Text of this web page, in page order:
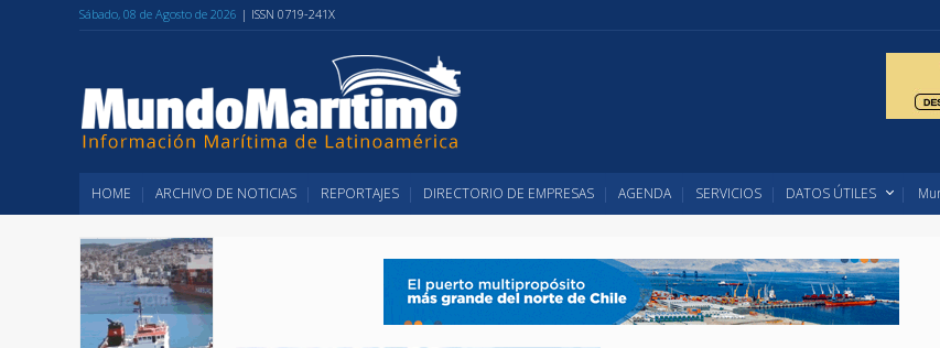
Sábado, 08 de Agosto de 2026 | ISSN 0719-241X
HOME ARCHIVO DE NOTICIAS REPORTAJES DIRECTORIO DE EMPRESAS AGENDA SERVICIOS DATOS ÚTILES